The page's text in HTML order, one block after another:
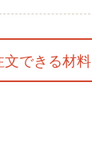
文できる材料